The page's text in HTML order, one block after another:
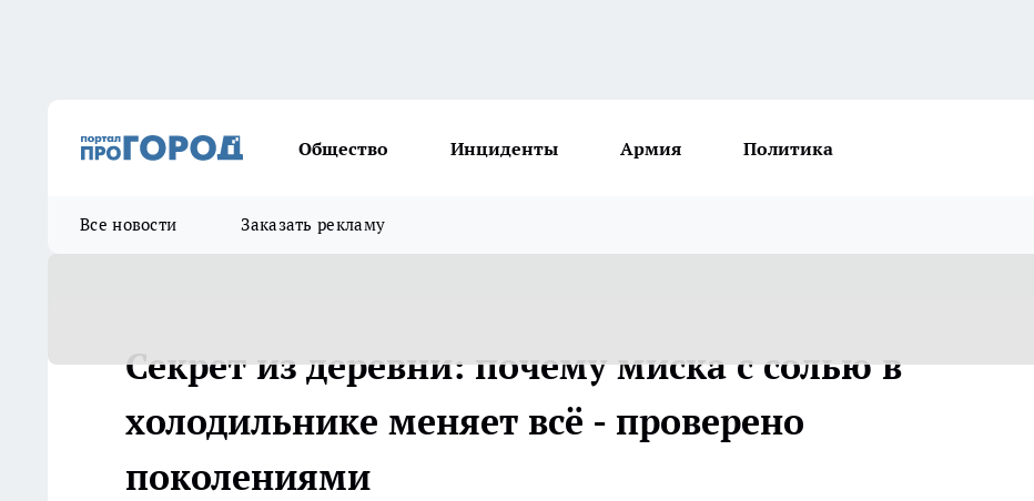
Общество Инциденты Армия Политика
Все новости Заказать рекламу
Секрет из деревни: почему миска с солью в
холодильнике меняет всё - проверено
поколениями